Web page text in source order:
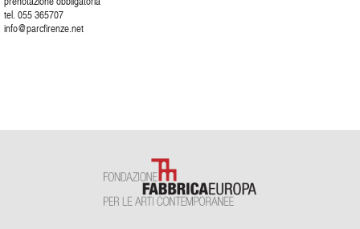
tel. 055 365707
info@parcfirenze.net